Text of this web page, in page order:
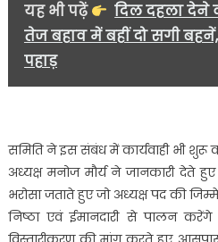
यह भी पढ़ें
दिल दहला देने
तेज बहाव में बहीं दो सगी
पहाड़
समिति ने इस संबंध में कार्यवाही भी शुरू
अध्यक्ष मनोज मौर्य ने जानकारी देते
भरोसा जताते हुए जो अध्यक्ष पद की
निष्ठा एवं ईमानदारी से पालन